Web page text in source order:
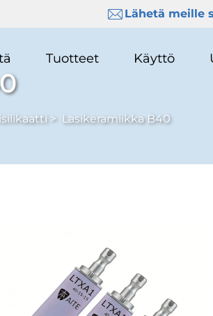
Lähetä meille
Tuotteet Käyttö
> Lasikeramiikka B40